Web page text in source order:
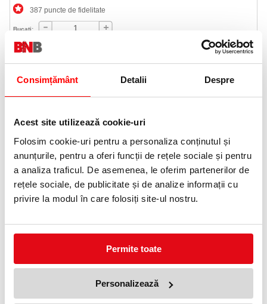
Consimțământ Detalii Despre
Acest site utilizează cookie-uri
Folosim cookie-uri pentru a personaliza conținutul și
anunțurile, pentru a oferi funcții de rețele sociale și pentru
a analiza traficul. De asemenea, le oferim partenerilor de
rețele sociale, de publicitate și de analize informații cu
privire la modul în care folosiți site-ul nostru.
Permite toate
Personalizează
387 puncte de fidelitate
Bucati:
Cod produs:
0372 552 601
Adauga in wishlist
Producator: Xerox
Cod producator: 006R01272
Nume produs: 006R01272
Tip Cartus: Cartus Toner Magenta
Tehnologie: Copiator
Culoare: Magenta
Echipamente: Xerox WorkCentre 7132, WorkCentre 7232,
WorkCentre 7242
Producator: Xerox
Cod producator: 006R01272
Nume produs: 006R01272
Tip Cartus: Cartus Toner Magenta